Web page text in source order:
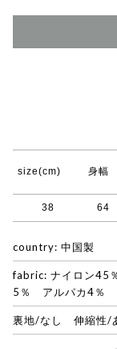
size(cm) 身幅
38 64
country: 中国製
fabric: ナイロン
5％ アルパカ4％
裏地/なし 伸縮性/